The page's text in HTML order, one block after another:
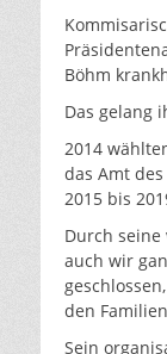
Böhm
Das gelang
2014
das Amt
2015 bis
Durch seine
auch wir
den
Sein